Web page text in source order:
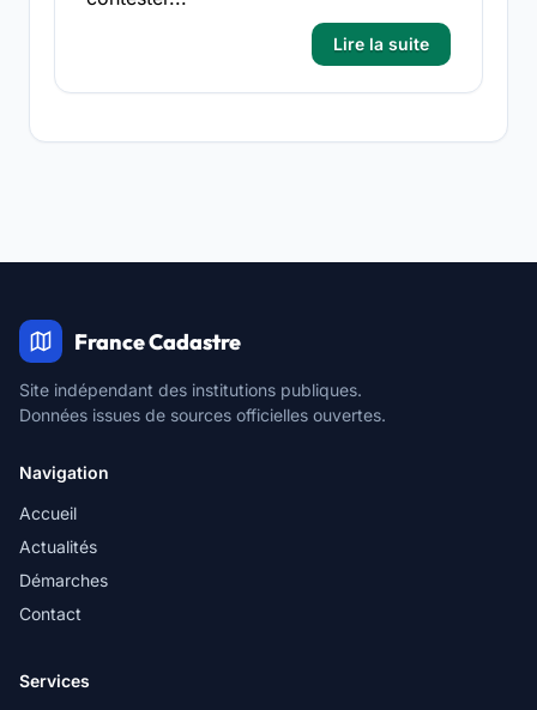
Lire la suite
France Cadastre
Site indépendant des institutions publiques.
Données issues de sources officielles ouvertes.
Navigation
Accueil
Actualités
Démarches
Contact
Services